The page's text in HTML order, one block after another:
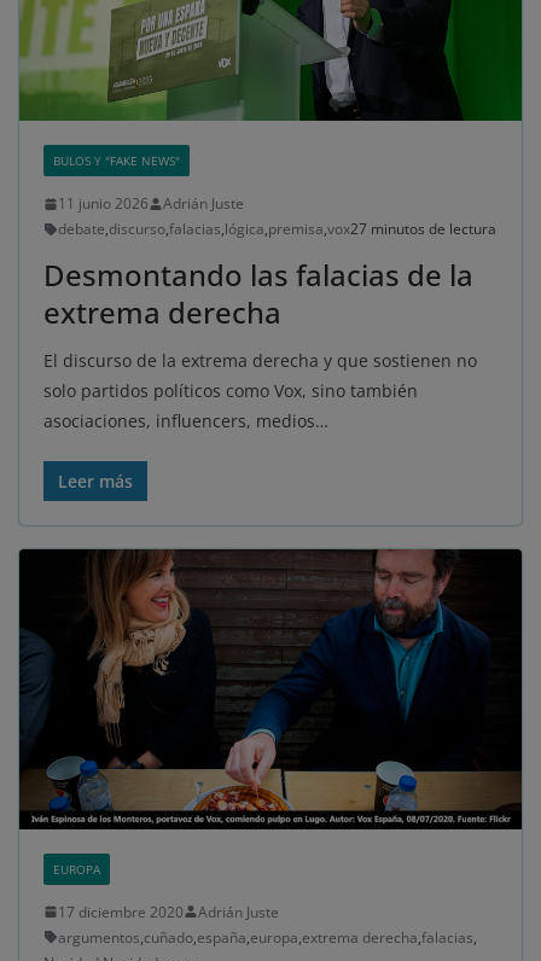
BULOS Y "FAKE NEWS"
11 junio 2026
Adrián Juste
debate,discurso,falacias,lógica,premisa,vox27 minutos de lectura
Desmontando las falacias de la
extrema derecha
El discurso de la extrema derecha y que sostienen no
solo partidos políticos como Vox, sino también
asociaciones, influencers, medios…
Leer más
EUROPA
17 diciembre 2020
Adrián Juste
argumentos,cuñado,españa,europa,extrema derecha,falacias,